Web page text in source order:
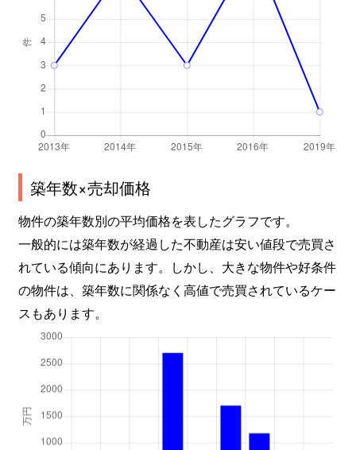
築年数×売却価格
物件の築年数別の平均価格を表したグラフです。
一般的には築年数が経過した不動産は安い値段で売買さ
れている傾向にあります。しかし、大きな物件や好条件
の物件は、築年数に関係なく高値で売買されているケー
スもあります。